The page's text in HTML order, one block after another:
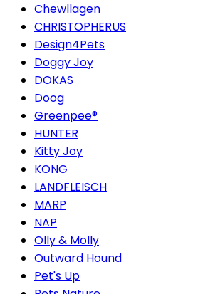
Chewllagen
CHRISTOPHERUS
Design4Pets
Doggy Joy
DOKAS
Doog
Greenpee®
HUNTER
Kitty Joy
KONG
LANDFLEISCH
MARP
NAP
Olly & Molly
Outward Hound
Pet's Up